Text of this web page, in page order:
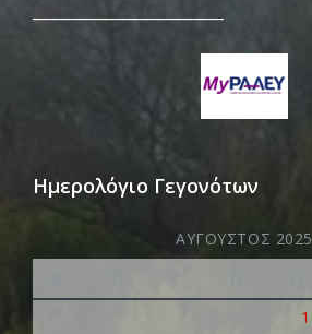
Ημερολόγιο Γεγονότων
ΑΎΓΟΥΣΤΟΣ 2025
1